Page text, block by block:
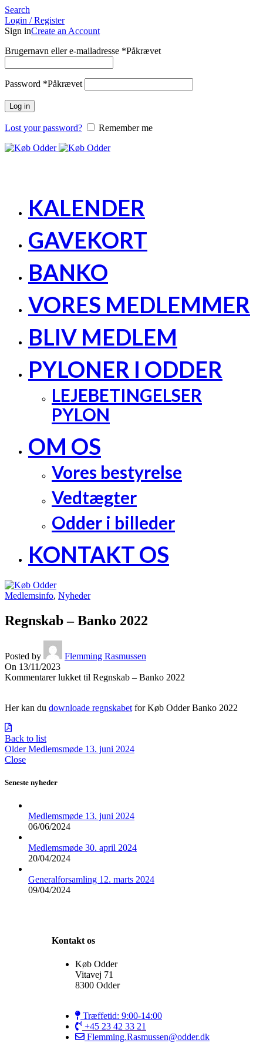
Search
Login / Register
Sign inCreate an Account
Brugernavn eller e-mailadresse *Påkrævet
Password *Påkrævet
Log in
Lost your password? Remember me
KALENDER
GAVEKORT
BANKO
VORES MEDLEMMER
BLIV MEDLEM
PYLONER I ODDER
LEJEBETINGELSER
PYLON
OM OS
Vores bestyrelse
Vedtægter
Odder i billeder
KONTAKT OS
Medlemsinfo, Nyheder
Regnskab – Banko 2022
Posted by
Flemming Rasmussen
On 13/11/2023
Kommentarer lukket til Regnskab – Banko 2022
Her kan du downloade regnskabet for Køb Odder Banko 2022
Back to list
Older Medlemsmøde 13. juni 2024
Close
Seneste nyheder
Medlemsmøde 13. juni 2024
06/06/2024
Medlemsmøde 30. april 2024
20/04/2024
Generalforsamling 12. marts 2024
09/04/2024
Kontakt os
Køb Odder
Vitavej 71
8300 Odder
Træffetid: 9:00-14:00
+45 23 42 33 21
Flemming.Rasmussen@odder.dk